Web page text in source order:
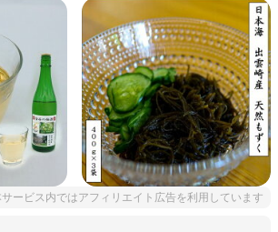
ービス内ではアフィリエイト広告を利用しています